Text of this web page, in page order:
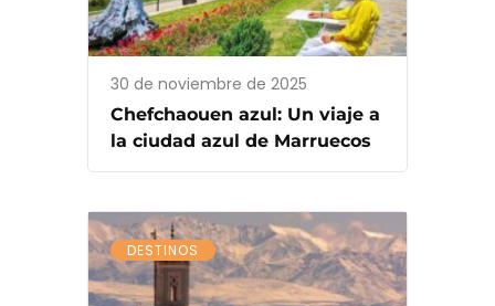
30 de noviembre de 2025
Chefchaouen azul: Un viaje a
la ciudad azul de Marruecos
DESTINOS